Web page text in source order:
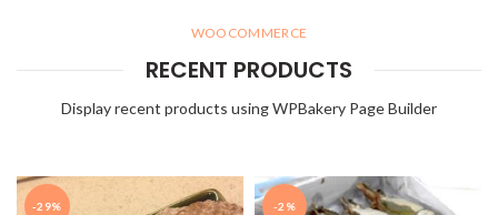
WOOCOMMERCE
RECENT PRODUCTS
Display recent products using WPBakery Page Builder
-29% -2%